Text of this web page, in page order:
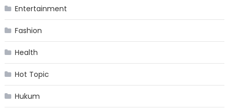
Entertainment
Fashion
Health
Hot Topic
Hukum